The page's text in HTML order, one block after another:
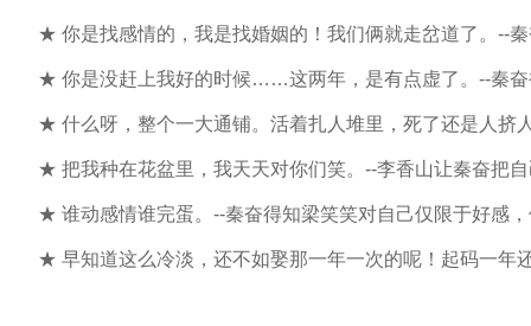
★ 你是找感情的，我是找婚姻的！我们俩就走岔道了。--秦
★ 你是没赶上我好的时候……这两年，是有点虚了。--秦奋
★ 什么呀，整个一大通铺。活着扎人堆里，死了还是人挤
★ 把我种在花盆里，我天天对你们笑。--李香山让秦奋把自
★ 谁动感情谁完蛋。--秦奋得知梁笑笑对自己仅限于好感，
★ 早知道这么冷淡，还不如娶那一年一次的呢！起码一年